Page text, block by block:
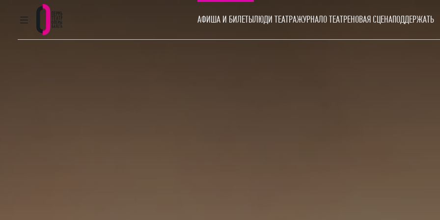
ГЛАВНОЕ МЕНЮ
Пермский театр оперы и балета
АФИША И БИЛЕТЫЛЮДИ ТЕАТРАЖУРНАЛО ТЕАТРЕНОВАЯ СЦЕНАПОДДЕРЖАТЬ